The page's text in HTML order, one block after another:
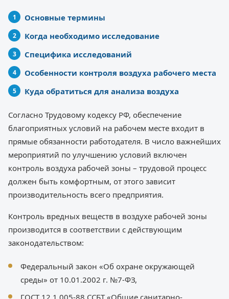
Основные термины
Когда необходимо исследование
Специфика исследований
Особенности контроля воздуха рабочего места
Куда обратиться для анализа воздуха
Согласно Трудовому кодексу РФ, обеспечение
благоприятных условий на рабочем месте входит в
прямые обязанности работодателя. В число важнейших
мероприятий по улучшению условий включен
контроль воздуха рабочей зоны – трудовой процесс
должен быть комфортным, от этого зависит
производительность всего предприятия.
Контроль вредных веществ в воздухе рабочей зоны
производится в соответствии с действующим
законодательством:
Федеральный закон «Об охране окружающей
среды» от 10.01.2002 г. №7-ФЗ,